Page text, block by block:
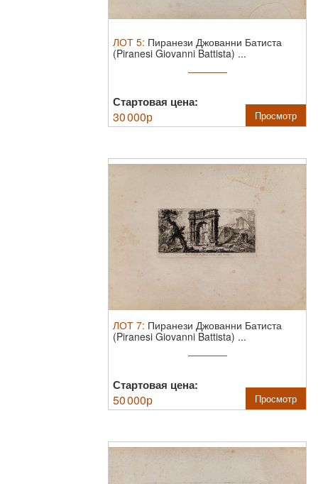
ЛОТ 5: Пиранези Джованни Батиста
(Piranesi Giovanni Battista) ...
Стартовая цена:
30 000р Просмотр
ЛОТ 7: Пиранези Джованни Батиста
(Piranesi Giovanni Battista) ...
Стартовая цена:
50 000р Просмотр